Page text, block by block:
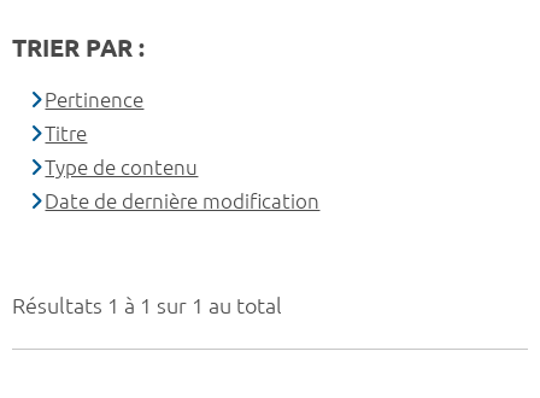
Résultats 1 à 1 sur 1 au total
TRIER PAR :
Pertinence
Titre
Type de contenu
Date de dernière modification